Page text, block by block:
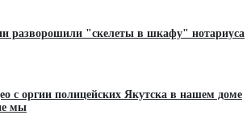
разворошили "скелеты в шкафу" нотариуса
с оргии полицейских Якутска в нашем доме
мы